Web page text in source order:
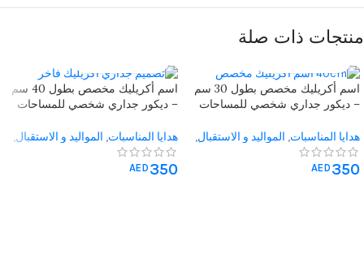
منتجات ذات صلة
اسم أكريليك مخصص بطول 30 سم
– ديكور جداري شخصي للمساحات
هدايا المناسبات, المواليد و الاستقبال,
الجداريات و المحروفات
الباب, جداريات غرف الجلوس
AED 350
اسم أكريليك مخصص بطول 40 سم
– ديكور جداري شخصي للمساحات
هدايا المناسبات, المواليد و الاستقبال,
الجداريات و المحروفات
الباب, جداريات غرف الجلوس
AED 350